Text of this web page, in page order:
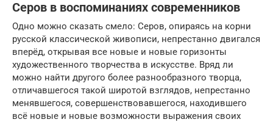
Серов в воспоминаниях современников
Одно можно сказать смело: Серов, опираясь на корни
русской классической живописи, непрестанно двигался
вперёд, открывая все новые и новые горизонты
художественного творчества в искусстве. Вряд ли
можно найти другого более разнообразного творца,
отличавшегося такой широтой взглядов, непрестанно
менявшегося, совершенствовавшегося, находившего
всё новые и новые возможности выражения своих